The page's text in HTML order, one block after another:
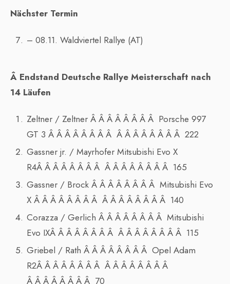
Nächster Termin
– 08.11. Waldviertel Rallye (AT)
Â Endstand Deutsche Rallye Meisterschaft nach
14 Läufen
Zeltner / Zeltner Â Â Â Â Â Â Â Â Porsche 997
GT 3 Â Â Â Â Â Â Â Â Â Â Â Â Â Â Â Â 222
Gassner jr. / Mayrhofer Mitsubishi Evo X
R4Â Â Â Â Â Â Â Â Â Â Â Â Â Â Â Â 165
Gassner / Brock Â Â Â Â Â Â Â Â Mitsubishi Evo
X Â Â Â Â Â Â Â Â Â Â Â Â Â Â Â Â 140
Corazza / Gerlich Â Â Â Â Â Â Â Â Mitsubishi
Evo IXÂ Â Â Â Â Â Â Â Â Â Â Â Â Â Â Â 115
Griebel / Rath Â Â Â Â Â Â Â Â Opel Adam
R2Â Â Â Â Â Â Â Â Â Â Â Â Â Â Â Â
Â Â Â Â Â Â Â Â 70